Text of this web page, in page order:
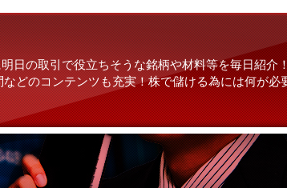
日の取引で役立ちそうな銘柄や材料等を毎日紹介
どのコンテンツも充実！株で儲ける為には何が必